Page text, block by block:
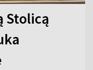
Stolicą